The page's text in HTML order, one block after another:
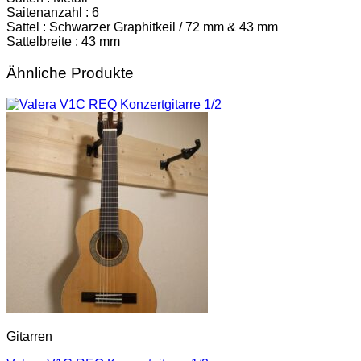
Saitenanzahl : 6
Sattel : Schwarzer Graphitkeil / 72 mm & 43 mm
Sattelbreite : 43 mm
Ähnliche Produkte
Gitarren